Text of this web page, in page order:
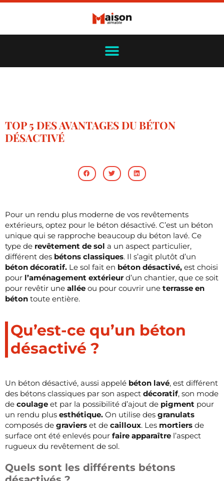
TOP 5 DES AVANTAGES DU BÉTON
DÉSACTIVÉ
Pour un rendu plus moderne de vos revêtements
extérieurs, optez pour le béton désactivé. C’est un béton
unique qui se rapproche beaucoup du béton lavé. Ce
type de revêtement de sol a un aspect particulier,
différent des bétons classiques. Il s’agit plutôt d’un
béton décoratif. Le sol fait en béton désactivé, est choisi
pour l’aménagement extérieur d’un chantier, que ce soit
pour revêtir une allée ou pour couvrir une terrasse en
béton toute entière.
Qu’est-ce qu’un béton
désactivé ?
Un béton désactivé, aussi appelé béton lavé, est différent
des bétons classiques par son aspect décoratif, son mode
de coulage et par la possibilité d’ajout de pigment pour
un rendu plus esthétique. On utilise des granulats
composés de graviers et de cailloux. Les mortiers de
surface ont été enlevés pour faire apparaître l’aspect
rugueux du revêtement de sol.
Quels sont les différents bétons